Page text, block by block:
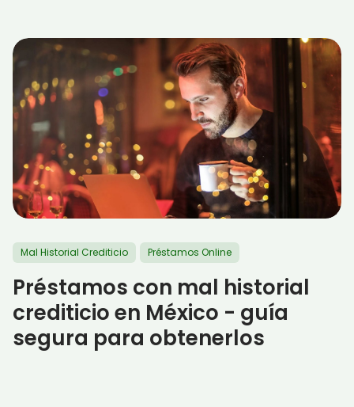
Mal Historial Crediticio Préstamos Online
Préstamos con mal historial
crediticio en México - guía
segura para obtenerlos